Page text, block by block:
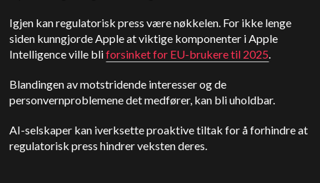
Igjen kan regulatorisk press være nøkkelen. For ikke lenge
siden kunngjorde Apple at viktige komponenter i Apple
Intelligence ville bliforsinket for EU-brukere til 2025.
Blandingen av motstridende interesser og de
personvernproblemene det medfører, kan bli uholdbar.
AI-selskaper kan iverksette proaktive tiltak for å forhindre at
regulatorisk press hindrer veksten deres.